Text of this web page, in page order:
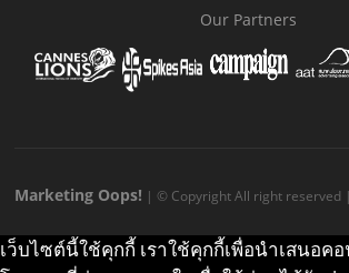
c
o
o
.
Our Partners
Marketing Oops! | © Copyright All right reserved |
เว็บไซต์นี้ใช้คุกกี้ เราใช้คุกกี้เพื่อนำเสนอค